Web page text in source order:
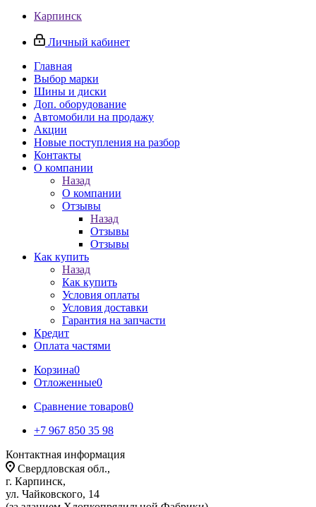
Карпинск
Личный кабинет
Главная
Выбор марки
Шины и диски
Доп. оборудование
Автомобили на продажу
Акции
Новые поступления на разбор
Контакты
О компании
Назад
О компании
Отзывы
Назад
Отзывы
Отзывы
Как купить
Назад
Как купить
Условия оплаты
Условия доставки
Гарантия на запчасти
Кредит
Оплата частями
Корзина0
Отложенные0
Сравнение товаров0
+7 967 850 35 98
Контактная информация
Свердловская обл.,
г. Карпинск,
ул. Чайковского, 14